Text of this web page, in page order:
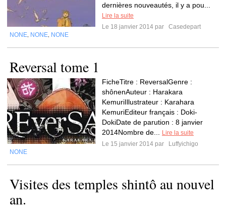
dernières nouveautés, il y a pou...
Lire la suite
Le 18 janvier 2014 par
Casedepart
NONE NONE NONE
Reversal tome 1
FicheTitre : ReversalGenre :
shônenAuteur : Harakara
KemuriIllustrateur : Karahara
KemuriEditeur français : Doki-
DokiDate de parution : 8 janvier
2014Nombre de...
Lire la suite
Le 15 janvier 2014 par
Luffyichigo
NONE
Visites des temples shintô au nouvel
an.